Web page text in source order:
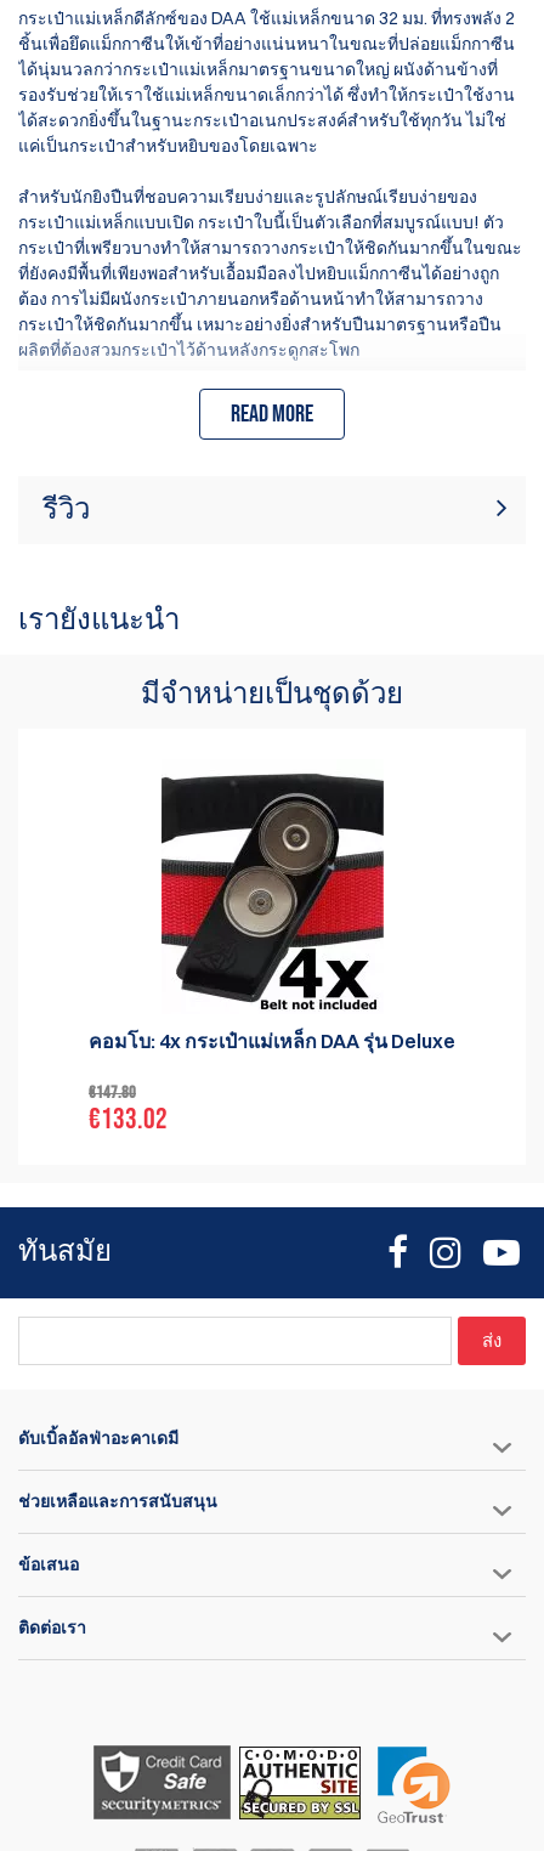
กระเป๋าแม่เหล็กดีลักซ์ของ DAA ใช้แม่เหล็กขนาด 32 มม. ที่ทรงพลัง 2
ชิ้นเพื่อยึดแม็กกาซีนให้เข้าที่อย่างแน่นหนาในขณะที่ปล่อยแม็กกาซีน
ได้นุ่มนวลกว่ากระเป๋าแม่เหล็กมาตรฐานขนาดใหญ่ ผนังด้านข้างที่
รองรับช่วยให้เราใช้แม่เหล็กขนาดเล็กกว่าได้ ซึ่งทำให้กระเป๋าใช้งาน
ได้สะดวกยิ่งขึ้นในฐานะกระเป๋าอเนกประสงค์สำหรับใช้ทุกวัน ไม่ใช่
แค่เป็นกระเป๋าสำหรับหยิบของโดยเฉพาะ
สำหรับนักยิงปืนที่ชอบความเรียบง่ายและรูปลักษณ์เรียบง่ายของ
กระเป๋าแม่เหล็กแบบเปิด กระเป๋าใบนี้เป็นตัวเลือกที่สมบูรณ์แบบ! ตัว
กระเป๋าที่เพรียวบางทำให้สามารถวางกระเป๋าให้ชิดกันมากขึ้นในขณะ
ที่ยังคงมีพื้นที่เพียงพอสำหรับเอื้อมมือลงไปหยิบแม็กกาซีนได้อย่างถูก
ต้อง การไม่มีผนังกระเป๋าภายนอกหรือด้านหน้าทำให้สามารถวาง
กระเป๋าให้ชิดกันมากขึ้น เหมาะอย่างยิ่งสำหรับปืนมาตรฐานหรือปืน
ผลิตที่ต้องสวมกระเป๋าไว้ด้านหลังกระดูกสะโพก
กระเป๋าใบนี้ติดอยู่กับที่แขวนเข็มขัดรุ่นใหม่ของเรา ซึ่งล็อกเข้ากับ
เข็มขัดขนาด 1.5 นิ้วได้อย่างแน่นหนา โดยหนีบลงเพื่อยึดให้แน่นแม้กับ
กึ่งกลางบนไม้แขวนเสื้อช่วยให้เลือกความสูงได้ 2 ระดับ ตัวกระเป๋า
มีจำหน่ายสำหรับผู้ใช้ที่ถนัดมือขวาเท่านั้น
Read more
รีวิว
เขียนรีวิว
เรายังแนะนำ
มีจำหน่ายเป็นชุดด้วย
คอมโบ: 4x กระเป๋าแม่เหล็ก DAA รุ่น Deluxe
€147.80
€133.02
ทันสมัย
ส่ง
ดับเบิ้ลอัลฟ่าอะคาเดมี
ช่วยเหลือและการสนับสนุน
ข้อเสนอ
ติดต่อเรา